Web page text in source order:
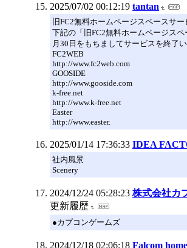
2025/07/02 00:12:19 tantan
旧FC2無料ホームページスペースサ
下記の「旧FC2無料ホームページスペ
月30日をもちましてサービスを終了い
FC2WEB
http://www.fc2web.com
GOOSIDE
http://www.gooside.com
k-free.net
http://www.k-free.net
Easter
http://www.easter.
2025/01/14 17:36:33 IDEA
社内風景
Scenery
2024/12/24 05:28:23 株式会社カ
更新履歴
●カプコンゲームズ
2024/12/18 02:06:18 Falcom